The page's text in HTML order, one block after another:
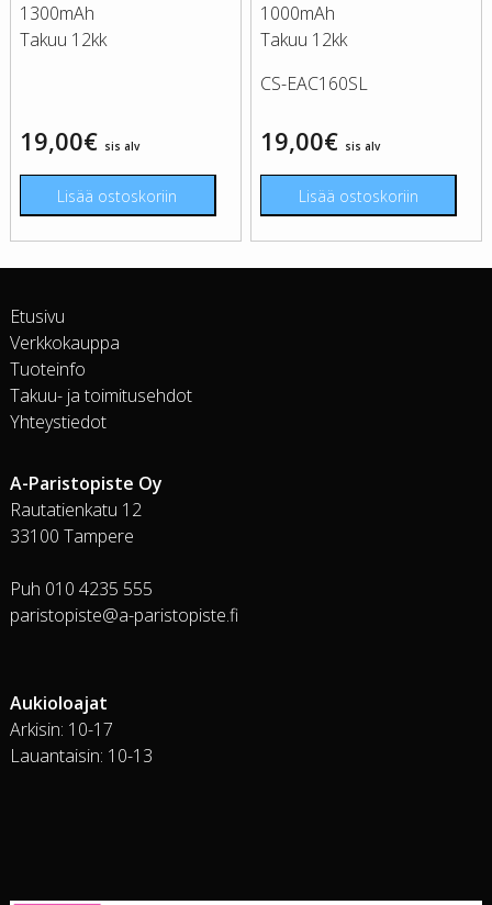
1300mAh
Takuu 12kk
19,00€ sis alv
Lisää ostoskoriin
1000mAh
Takuu 12kk
CS-EAC160SL
19,00€ sis alv
Lisää ostoskoriin
Etusivu
Verkkokauppa
Tuoteinfo
Takuu- ja toimitusehdot
Yhteystiedot
A-Paristopiste Oy
Rautatienkatu 12
33100 Tampere
Puh 010 4235 555
paristopiste@a-paristopiste.fi
Aukioloajat
Arkisin: 10-17
Lauantaisin: 10-13